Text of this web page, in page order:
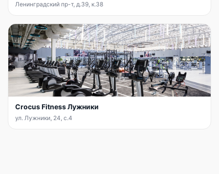
Ленинградский пр-т, д.39, к.38
Crocus Fitness Лужники
ул. Лужники, 24, с.4